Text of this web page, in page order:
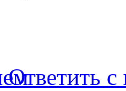
Ответить с